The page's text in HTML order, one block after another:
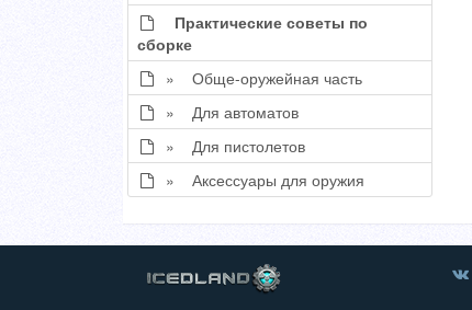
Практические советы по
сборке
» Обще-оружейная часть
» Для автоматов
» Для пистолетов
» Аксессуары для оружия